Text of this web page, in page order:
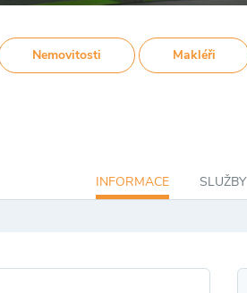
Nemovitosti Makléři
INFORMACE SLUŽBY